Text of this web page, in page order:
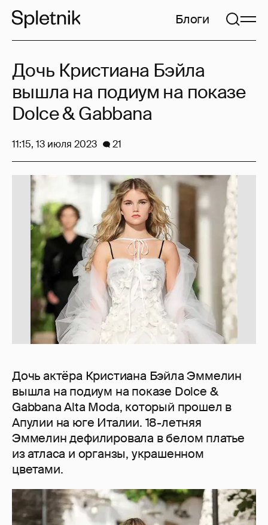
Блоги
Дочь актёра Кристиана Бэйла Эммелин
вышла на подиум на показе Dolce &
Gabbana Alta Moda, который прошел в
Апулии на юге Италии. 18-летняя
Эммелин дефилировала в белом платье
из атласа и органзы, украшенном
цветами.
Дочь Кристиана Бэйла
вышла на подиум на показе
Dolce & Gabbana
11:15, 13 июля 2023 21